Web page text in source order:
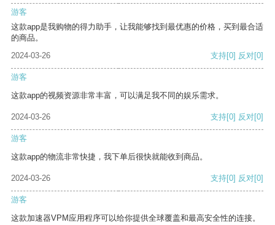
游客
这款app是我购物的得力助手，让我能够找到最优惠的价格，买到最合适
的商品。
2024-03-26
支持[0] 反对[0]
游客
这款app的视频资源非常丰富，可以满足我不同的娱乐需求。
2024-03-26 支持[0] 反对[0]
游客
这款app的物流非常快捷，我下单后很快就能收到商品。
2024-03-26 支持[0] 反对[0]
游客
这款加速器VPM应用程序可以给你提供全球覆盖和最高安全性的连接。